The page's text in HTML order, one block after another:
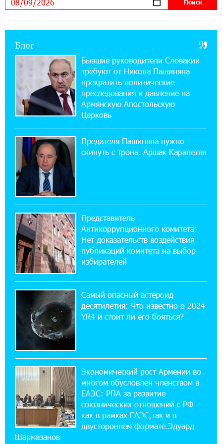
можно зарегистрироваться также с помощью
«Бесплатные бонусы в играх»: IDBank
предупреждает о кибератаках на школьников
11:21:15 31-07-2026
ЕАЭС со временем будет расширяться. Когда-
нибудь это поймёт и рядовой армянин, но
11:03:52 31-07-2026
Если Израиль использует тему Геноцида
армян против Эрдогана, то что для него
значит сам Геноцид?
17:16:14 30-07-2026
ВТБ (Армения): вклад «Стабильный» — до
10% годовых и оформление в мобильном
приложении
17:03:49 30-07-2026
Платформа Rate.Trading на Seaside Startup
14:44:13 29-07-2026
Состоялось открытие Khachaturian Rooftop
при поддержке IDBank
18:38:18 28-07-2026
Пашинян ты упустил свой шанс уйти
спокойно. Аршак Карапетян
12:04:53 28-07-2026
Обновленный Центр продаж и обслуживания
Ucom открылся по адресу ул. Шаумяна, 24/2
Блог
Бывшие руководители Словакии
требуют от Никола Пашиняна
прекратить политические
преследования и давление на
Армянскую Апостольскую
Церковь
Предателя Пашиняна нужно
скинуть с трона. Аршак Карапетян
Представитель
Антикоррупционного комитета:
Нет доказательств воздействия
публикаций комитета на выбор
избирателей
Самый опасный астероид
десятилетия: Что известно о 2024
YR4 и стоит ли его бояться?
Экономический рост Армении во
многом обусловлен членством в
ЕАЭС: РПА за развитие
союзнических отношений с РФ
как в рамках ЕАЭС,так и в
двустороннем формате.Эдуард
Шармазанов